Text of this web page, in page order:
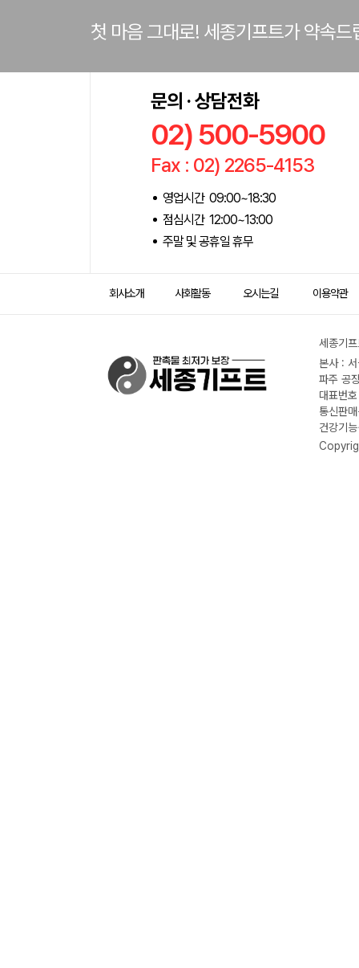
첫 마음 그대로! 세종기프트가 약속드
문의 · 상담전화
02) 500-5900
Fax : 02) 2265-4153
영업시간 09:00~18:30
점심시간 12:00~13:00
주말 및 공휴일 휴무
회사소개 사회활동 오시는길 이용약관
세종기
본사 :
파주 공
대표번
통신판
건강기